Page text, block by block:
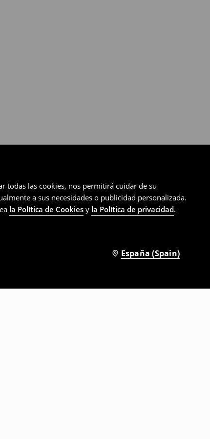
todas las cookies, nos permitirá cuidar de su
a sus necesidades o publicidad personalizada.
la Política de Cookies y la Política de privacidad.
España (Spain)